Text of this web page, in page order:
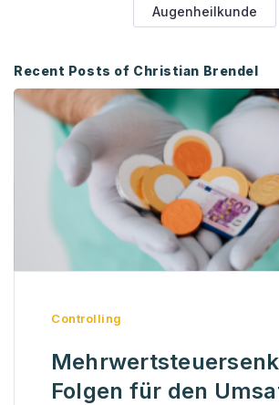
Augenheilkunde
Recent Posts of Christian Brendel
Controlling
Folgen für den